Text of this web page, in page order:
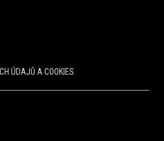
ÚDAJŮ A COOKIES